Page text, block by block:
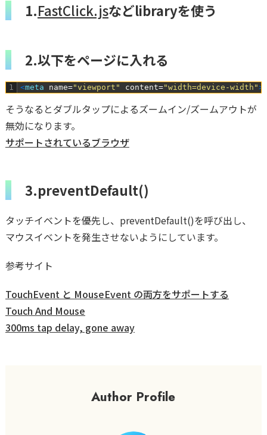
1.FastClick.jsなどlibraryを使う
2.以下をページに入れる
1 <meta name="viewport" content="width=device-width">
そうなるとダブルタップによるズームイン/ズームアウトが
無効になります。
サポートされているブラウザ
3.preventDefault()
タッチイベントを優先し、preventDefault()を呼び出し、
マウスイベントを発生させないようにしています。
参考サイト
TouchEvent と MouseEvent の両方をサポートする
Touch And Mouse
300ms tap delay, gone away
Author Profile